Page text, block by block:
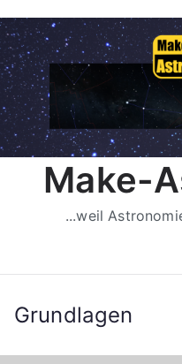
Inhalt
springen
Make-
...weil
Grundlagen